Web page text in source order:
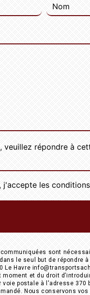
veuillez répondre à
j'accepte les
sont
le seul but de répondre
Le Havre
et du droit
voie postale à l'adresse
Nous conservons